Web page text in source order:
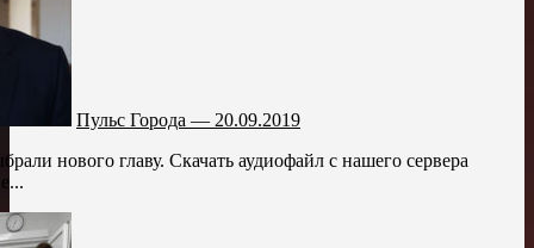
Пульс Города — 20.09.2019
нового главу. Скачать аудиофайл с нашего сервера